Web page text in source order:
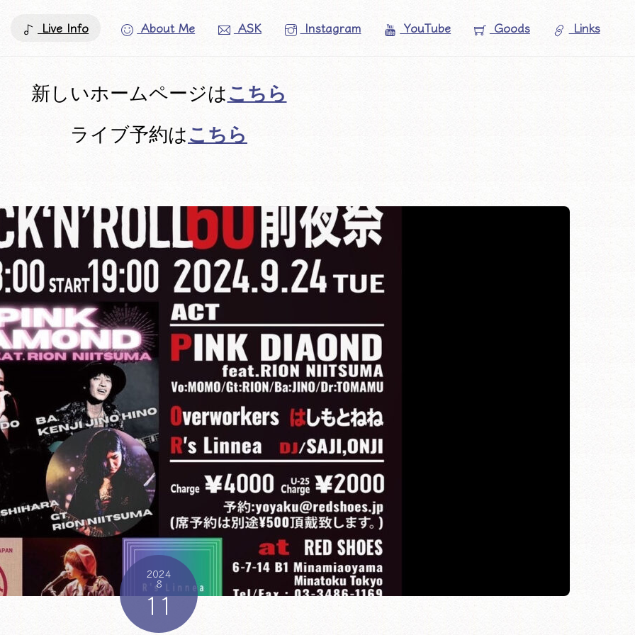
Live Info About Me ASK Instagram YouTube Goods Links
新しいホームページはこちら
ライブ予約はこちら
2024
8
11